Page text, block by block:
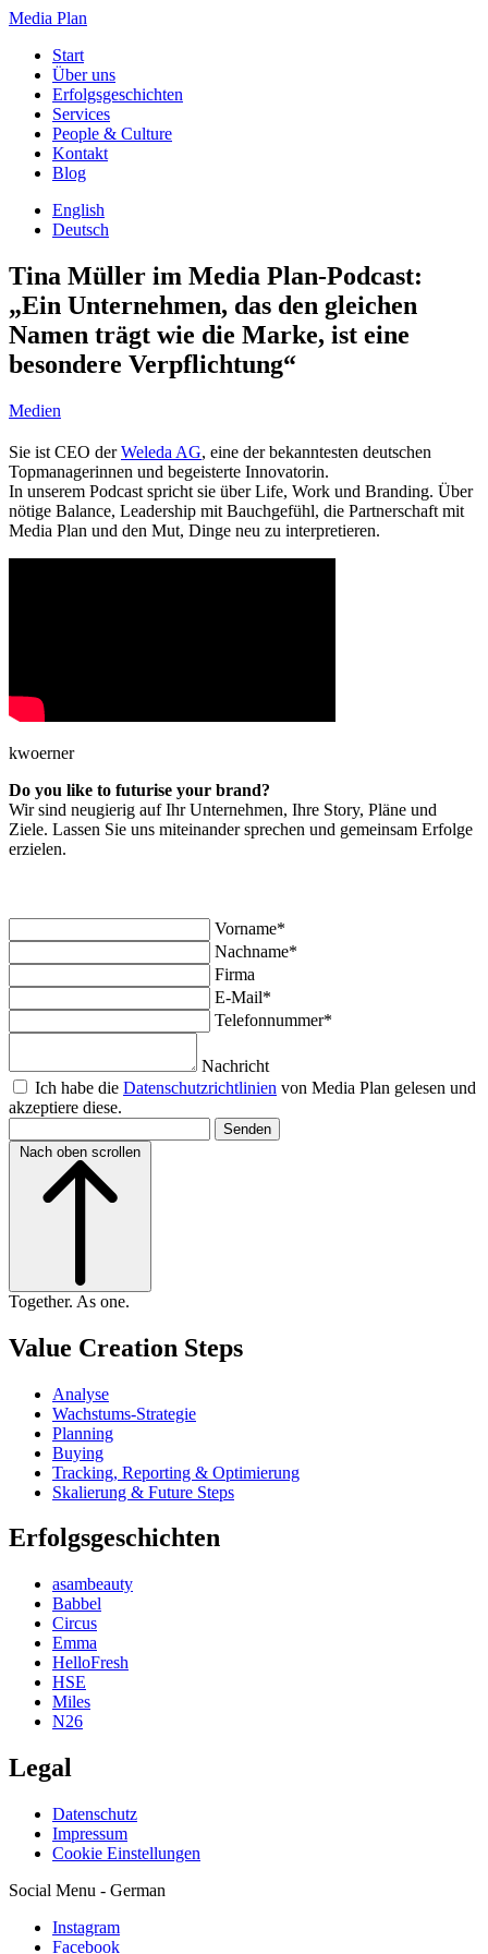
Media Plan
Start
Über uns
Erfolgsgeschichten
Services
People & Culture
Kontakt
Blog
English
Deutsch
Tina Müller im Media Plan-Podcast:
„Ein Unternehmen, das den gleichen
Namen trägt wie die Marke, ist eine
besondere Verpflichtung“
Medien
Sie ist CEO derWeleda AG, eine der bekanntesten deutschen
Topmanagerinnen und begeisterte Innovatorin.
In unserem Podcast spricht sie über Life, Work und Branding. Über
nötige Balance, Leadership mit Bauchgefühl, die Partnerschaft mit
Media Plan und den Mut, Dinge neu zu interpretieren.
kwoerner
Do you like to futurise your brand?
Wir sind neugierig auf Ihr Unternehmen, Ihre Story, Pläne und
Ziele. Lassen Sie uns miteinander sprechen und gemeinsam Erfolge
erzielen.
Vorname*
Nachname*
Firma
E-Mail*
Telefonnummer*
Nachricht
Ich habe die Datenschutzrichtlinien von Media Plan gelesen und
akzeptiere diese.
Nach oben scrollen
Together. As one.
Value Creation Steps
Analyse
Wachstums-Strategie
Planning
Buying
Tracking, Reporting & Optimierung
Skalierung & Future Steps
Erfolgsgeschichten
asambeauty
Babbel
Circus
Emma
HelloFresh
HSE
Miles
N26
Legal
Datenschutz
Impressum
Cookie Einstellungen
Social Menu - German
Instagram
Facebook